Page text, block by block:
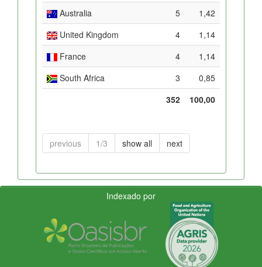
Australia 5
1,42
United Kingdom
4
1,14
France
4
1,14
South Africa
3
0,85
352
100,00
previous 1/3 show all next
Indexado por